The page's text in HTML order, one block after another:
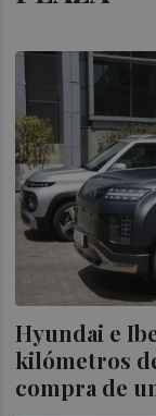
Hyundai e
kilómetros
compra de